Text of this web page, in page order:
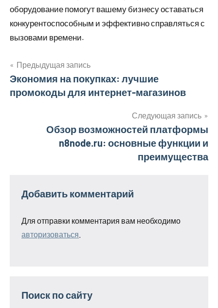
оборудование помогут вашему бизнесу оставаться
конкурентоспособным и эффективно справляться с
вызовами времени.
Навигация
по
Предыдущая запись
Экономия на покупках: лучшие
промокоды для интернет-магазинов
Следующая запись
Обзор возможностей платформы
n8node.ru: основные функции и
преимущества
Добавить комментарий
Для отправки комментария вам необходимо
авторизоваться
Поиск по сайту